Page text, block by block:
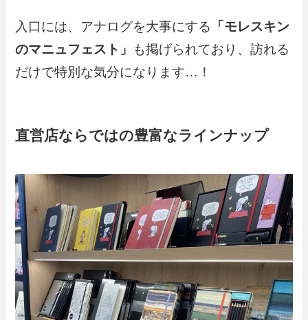
入口には、アナログを大事にする
「モレスキン
のマニュフェスト」
も掲げられており、訪れる
だけで特別な気分になります…！
直営店ならではの豊富なラインナップ